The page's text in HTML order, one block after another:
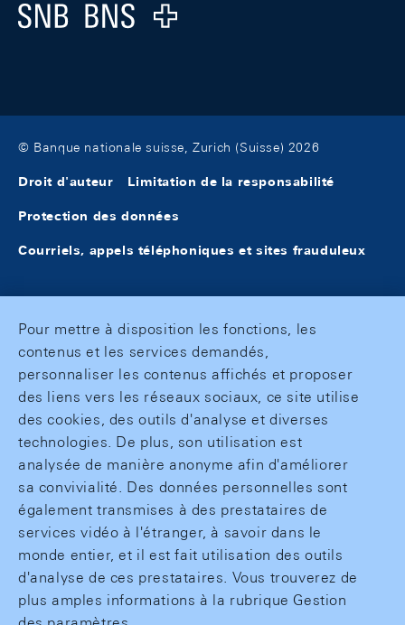
Logo
© Banque nationale suisse, Zurich (Suisse) 2026
Droit d'auteur Limitation de la responsabilité
Protection des données
Courriels, appels téléphoniques et sites frauduleux
Pour mettre à disposition les fonctions, les
contenus et les services demandés,
personnaliser les contenus affichés et proposer
des liens vers les réseaux sociaux, ce site utilise
des cookies, des outils d'analyse et diverses
technologies. De plus, son utilisation est
analysée de manière anonyme afin d'améliorer
sa convivialité. Des données personnelles sont
également transmises à des prestataires de
services vidéo à l'étranger, à savoir dans le
monde entier, et il est fait utilisation des outils
d'analyse de ces prestataires. Vous trouverez de
plus amples informations à la rubrique Gestion